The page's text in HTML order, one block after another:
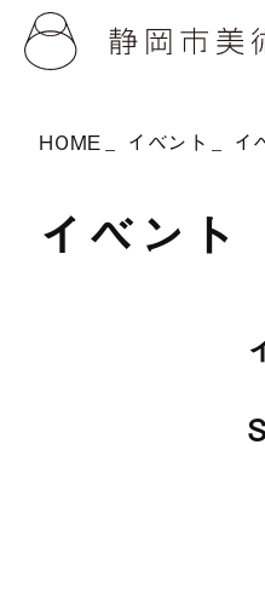
HOME イベント イ
イベント